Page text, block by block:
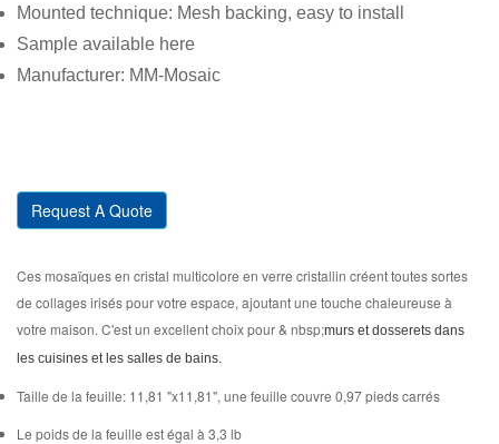
Mounted technique: Mesh backing, easy to install
Sample available here
Manufacturer: MM-Mosaic
Request A Quote
Ces mosaïques en cristal multicolore en verre cristallin créent toutes sortes
de collages irisés pour votre espace, ajoutant une touche chaleureuse à
votre maison. C'est un excellent choix pour & nbsp;murs et dosserets dans
les cuisines et les salles de bains.
Taille de la feuille: 11,81 "x11,81", une feuille couvre 0,97 pieds carrés
Le poids de la feuille est égal à 3,3 lb